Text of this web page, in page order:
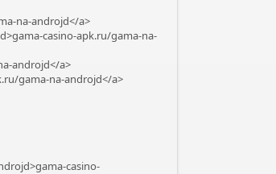
na-androjd</a>
casino-apk.ru/gama-na-
androjd</a>
gama-na-androjd</a>
casino-